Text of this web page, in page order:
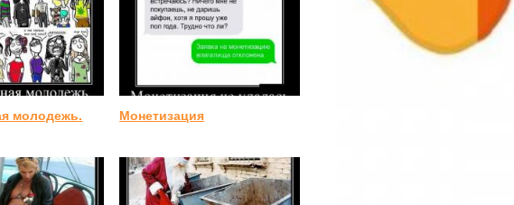
молодежь.
Монетизация